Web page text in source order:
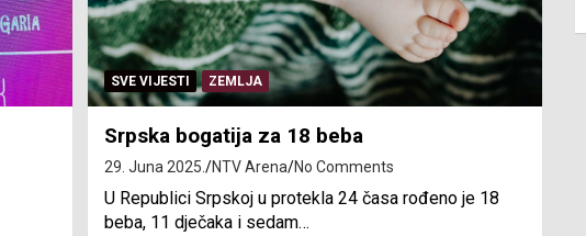
SVE VIJESTI ZEMLJA
Srpska bogatija za 18 beba
29. Juna 2025. NTV Arena No Comments
U Republici Srpskoj u protekla 24 časa rođeno je 18
beba, 11 dječaka i sedam…